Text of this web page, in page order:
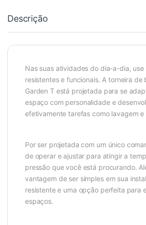
Descrição
Nas suas atividades do dia-a-dia,
resistentes e funcionais. A torneira de
Garden T está projetada para se
espaço com personalidade e
efetivamente tarefas como lavagem e
Por ser projetada com um único
de operar e ajustar para atingir a
pressão que você está procurando.
vantagem de ser simples em sua
resistente e uma opção perfeita para
espaços.